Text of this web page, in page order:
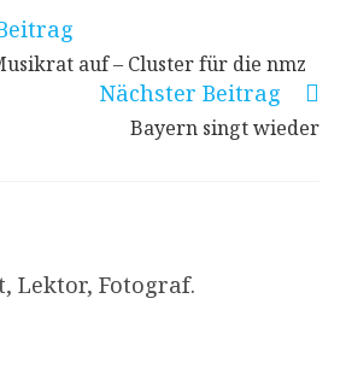
auf – Cluster für die nmz
Nächster Beitrag
Bayern singt wieder
Lektor, Fotograf.